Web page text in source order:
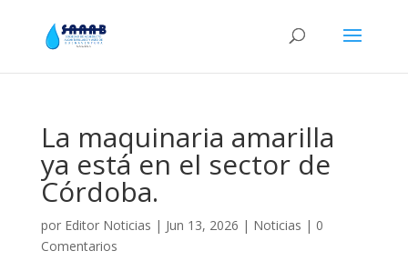
La maquinaria amarilla
ya está en el sector de
Córdoba.
por Editor Noticias | Jun 13, 2026 | Noticias | 0
Comentarios